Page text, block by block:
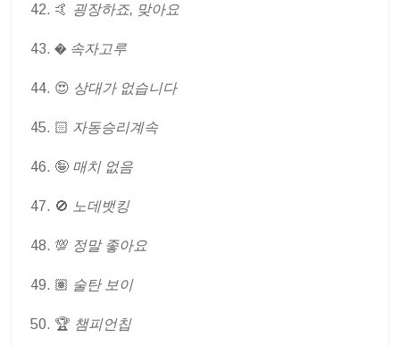
🤙 굉장하죠, 맞아요
� 속자고루
😍 상대가 없습니다
🏻 자동승리계속
🤪 매치 없음
🚫 노데뱃킹
💯 정말 좋아요
🏽 술탄 보이
🏆 챔피언칩